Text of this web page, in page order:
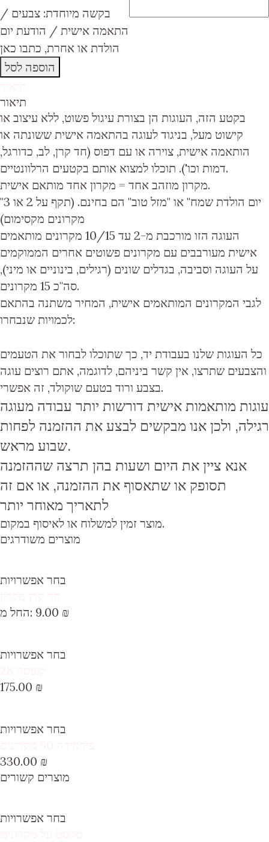
בקשה מיוחדת: צבעים /
התאמה אישית / הודעת יום
הולדת או אחרת, כתבו כאן
הוספה לסל
תיאור
בקטע הזה, העוגות הן בצורת עיגול פשוט, ללא עיצוב או
קישוט מעל, בניגוד לעוגה בהתאמה אישית ששונתה או
הותאמה אישית, צוירה או עם דפוס (חד קרן, לב, כדורגל,
דמות וכו'). תוכלו למצוא אותם בקטעים הרלוונטיים.
מקרון מוזהב אחד = מקרון אחד מותאם אישית.
"יום הולדת שמח" או "מזל טוב" הם בחינם. (תקף על 2 או 3
מקרונים מקסימום)
העוגה הזו מורכבת מ
-2 עד 10/15 מקרונים מותאמים
אישית מעורבבים עם מקרונים פשוטים אחרים הממוקמים
על העוגה וסביבה, בגדלים שונים (רגילים, בינוניים או מיני),
סה"כ 15 מקרונים.
לגבי המקרונים המותאמים אישית, המחיר משתנה בהתאם
לכמויות שנבחרו:
כל העוגות שלנו בעבודת יד, כך שתוכלו לבחור את הטעמים
והצבעים שתרצו, אין קשר ביניהם, לדוגמה, אתם רוצים עוגה
בצבע ורוד בטעם שוקולד, זה אפשרי.
עוגות מותאמות אישית דורשות יותר עבודה מעוגה
רגילה, ולכן אנו מבקשים לבצע את ההזמנה לפחות
שבוע מראש.
אנא ציין את היום ושעות בהן תרצה שההזמנה
תסופק או שתאסוף את ההזמנה, או אם זה
לתאריך מאוחר יותר
מוצר זמין למשלוח או לאיסוף במקום.
מוצרים משודרגים
בחר אפשרויות
החל מ: 9.00 ₪
בחר אפשרויות
175.00 ₪
בחר אפשרויות
330.00 ₪
מוצרים קשורים
בחר אפשרויות